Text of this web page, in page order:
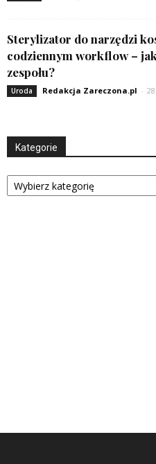
Sterylizator do narzędzi
codziennym workflow –
zespołu?
Uroda Redakcja Zareczona.pl -
Kategorie
Kategorie